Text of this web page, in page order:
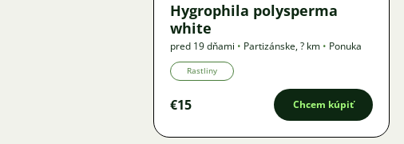
Hygrophila polysperma
white
pred 19 dňami • Partizánske,? km • Ponuka
Rastliny
€15 Chcem kúpiť